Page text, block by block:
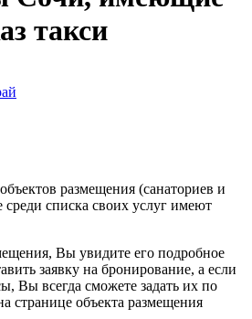
такси
размещения (санаториев и
списка своих услуг имеют
Вы увидите его подробное
заявку на бронирование, а если
Вы всегда сможете задать их по
странице объекта размещения